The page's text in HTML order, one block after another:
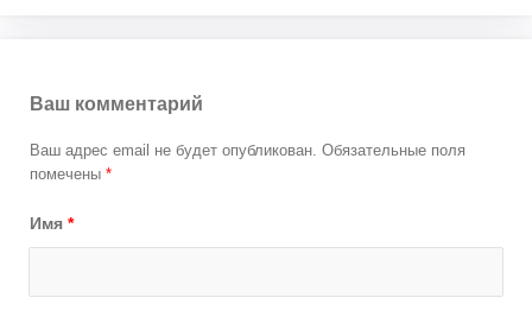
Ваш комментарий
Ваш адрес email не будет опубликован. Обязательные поля
помечены *
Имя *